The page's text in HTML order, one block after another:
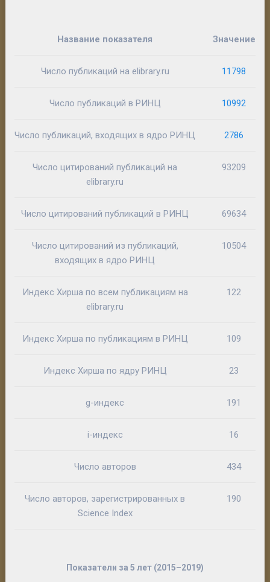
Название показателя Значение
Число публикаций на elibrary.ru 11798
Число публикаций в РИНЦ 10992
Число публикаций, входящих в ядро РИНЦ 2786
Число цитирований публикаций на
elibrary.ru
93209
Число цитирований публикаций в РИНЦ 69634
Число цитирований из публикаций,
входящих в ядро РИНЦ
10504
Индекс Хирша по всем публикациям на
elibrary.ru
122
Индекс Хирша по публикациям в РИНЦ 109
Индекс Хирша по ядру РИНЦ 23
g-индекс 191
i-индекс 16
Число авторов 434
Число авторов, зарегистрированных в
Science Index
190
Показатели за 5 лет (2015–2019)